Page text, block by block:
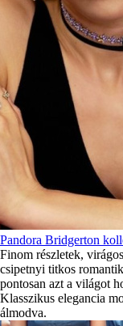
Pandora Bridgerton
Finom részletek,
csipetnyi titkos
pontosan azt a világot
Klasszikus elegancia
álmodva.